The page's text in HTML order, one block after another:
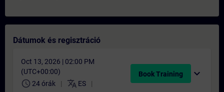
Dátumok és regisztráció
Oct 13, 2026 | 02:00 PM
(UTC+00:00)
schedule 24 órák translate ES
Book Training expand_more